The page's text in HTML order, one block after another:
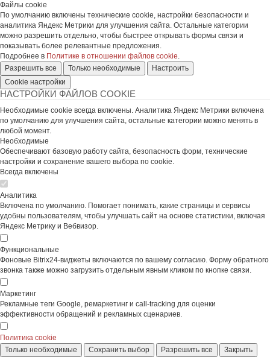
Файлы cookie
По умолчанию включены технические cookie, настройки безопасности и
аналитика Яндекс Метрики для улучшения сайта. Остальные категории
можно разрешить отдельно, чтобы быстрее открывать формы связи и
показывать более релевантные предложения.
Подробнее в Политике в отношении файлов cookie.
Разрешить все
Только необходимые
Настроить
Cookie настройки
НАСТРОЙКИ ФАЙЛОВ COOKIE
Необходимые cookie всегда включены. Аналитика Яндекс Метрики включена
по умолчанию для улучшения сайта, остальные категории можно менять в
любой момент.
Необходимые
Обеспечивают базовую работу сайта, безопасность форм, технические
настройки и сохранение вашего выбора по cookie.
Всегда включены
Аналитика
Включена по умолчанию. Помогает понимать, какие страницы и сервисы
удобны пользователям, чтобы улучшать сайт на основе статистики, включая
Яндекс Метрику и Вебвизор.
Функциональные
Фоновые Bitrix24-виджеты включаются по вашему согласию. Форму обратного
звонка также можно загрузить отдельным явным кликом по кнопке связи.
Маркетинг
Рекламные теги Google, ремаркетинг и call-tracking для оценки
эффективности обращений и рекламных сценариев.
Политика cookie
Только необходимые
Сохранить выбор Разрешить все Закрыть